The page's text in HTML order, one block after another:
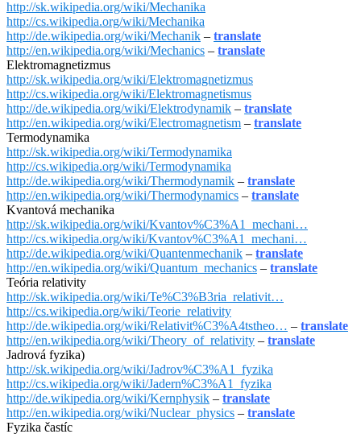
http://sk.wikipedia.org/wiki/Mechanika
http://cs.wikipedia.org/wiki/Mechanika
http://de.wikipedia.org/wiki/Mechanik – translate
http://en.wikipedia.org/wiki/Mechanics – translate
Elektromagnetizmus
http://sk.wikipedia.org/wiki/Elektromagnetizmus
http://cs.wikipedia.org/wiki/Elektromagnetismus
http://de.wikipedia.org/wiki/Elektrodynamik – translate
http://en.wikipedia.org/wiki/Electromagnetism – translate
Termodynamika
http://sk.wikipedia.org/wiki/Termodynamika
http://cs.wikipedia.org/wiki/Termodynamika
http://de.wikipedia.org/wiki/Thermodynamik – translate
http://en.wikipedia.org/wiki/Thermodynamics – translate
Kvantová mechanika
http://sk.wikipedia.org/wiki/Kvantov%C3%A1_mechani…
http://cs.wikipedia.org/wiki/Kvantov%C3%A1_mechani…
http://de.wikipedia.org/wiki/Quantenmechanik – translate
http://en.wikipedia.org/wiki/Quantum_mechanics – translate
Teória relativity
http://sk.wikipedia.org/wiki/Te%C3%B3ria_relativit…
http://cs.wikipedia.org/wiki/Teorie_relativity
http://de.wikipedia.org/wiki/Relativit%C3%A4tstheo… – translate
http://en.wikipedia.org/wiki/Theory_of_relativity – translate
Jadrová fyzika)
http://sk.wikipedia.org/wiki/Jadrov%C3%A1_fyzika
http://cs.wikipedia.org/wiki/Jadern%C3%A1_fyzika
http://de.wikipedia.org/wiki/Kernphysik – translate
http://en.wikipedia.org/wiki/Nuclear_physics – translate
Fyzika častíc